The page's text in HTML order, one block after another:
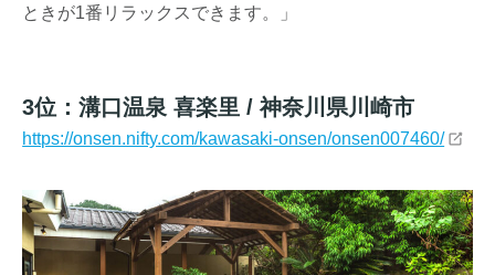
ときが1番リラックスできます。」
3位：溝口温泉 喜楽里 / 神奈川県川崎市
https://onsen.nifty.com/kawasaki-onsen/onsen007460/